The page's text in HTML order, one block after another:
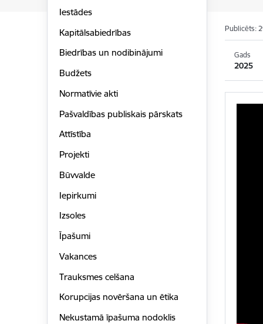
Iestādes
Kapitālsabiedrības
Biedrības un nodibinājumi
Budžets
Normatīvie akti
Pašvaldības publiskais pārskats
Attīstība
Projekti
Būvvalde
Iepirkumi
Izsoles
Īpašumi
Vakances
Trauksmes celšana
Korupcijas novēršana un ētika
Nekustamā īpašuma nodoklis
Publicēts:
Gads
2025